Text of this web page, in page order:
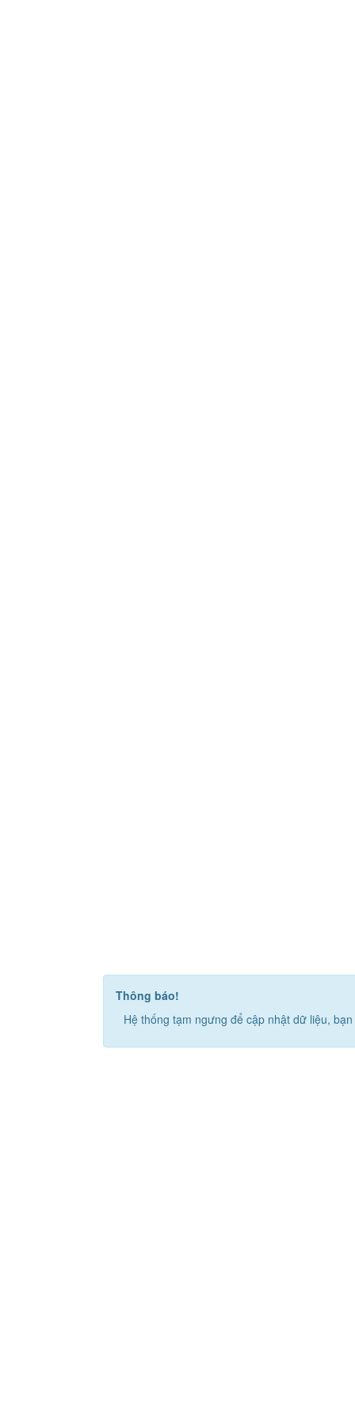
Thông báo!
Hệ thống tạm ngưng để cập nhật dữ liệu,